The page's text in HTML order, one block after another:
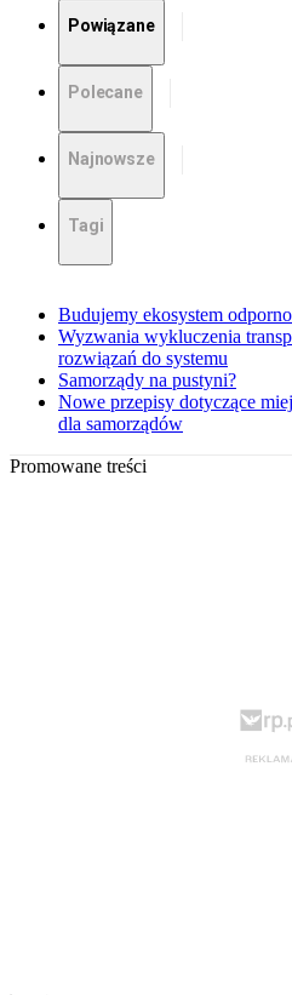
Powiązane
Polecane
Najnowsze
Tagi
Budujemy ekosystem
Wyzwania wykluczenia
rozwiązań do systemu
Samorządy na pustyni?
Nowe przepisy dotyczące
dla samorządów
Promowane treści